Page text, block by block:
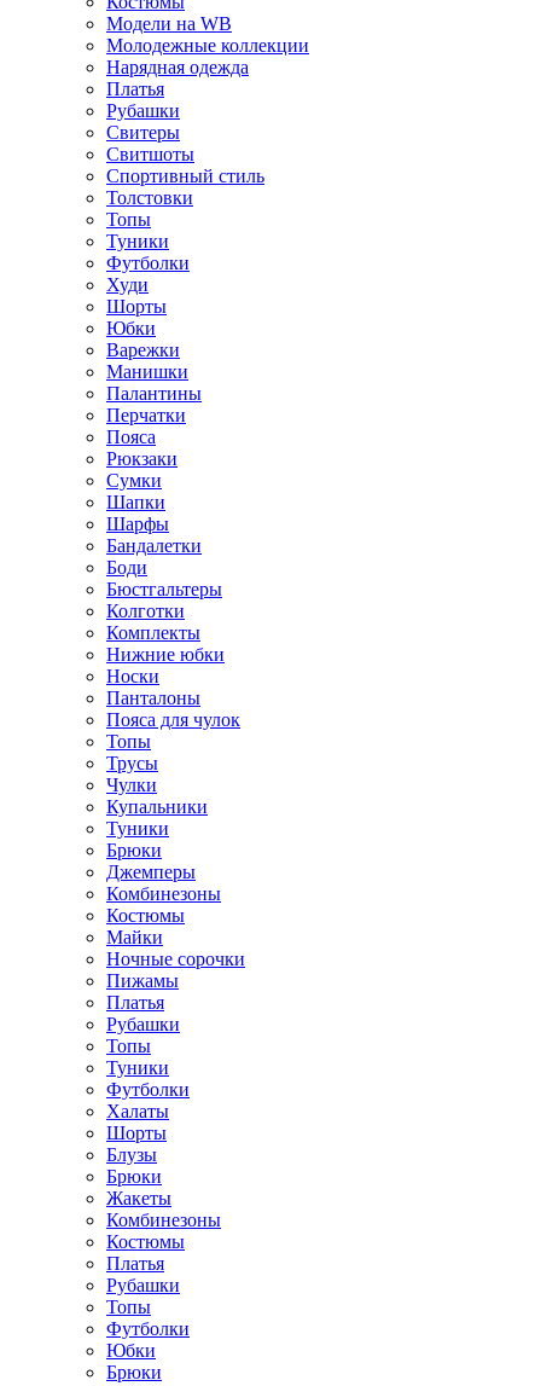
Модели на WB
Молодежные коллекции
Нарядная одежда
Платья
Рубашки
Свитеры
Свитшоты
Спортивный стиль
Толстовки
Топы
Туники
Футболки
Худи
Шорты
Юбки
Варежки
Манишки
Палантины
Перчатки
Пояса
Рюкзаки
Сумки
Шапки
Шарфы
Бандалетки
Боди
Бюстгальтеры
Колготки
Комплекты
Нижние юбки
Носки
Панталоны
Поясa для чулок
Топы
Трусы
Чулки
Купальники
Туники
Брюки
Джемперы
Комбинезоны
Костюмы
Майки
Ночные сорочки
Пижамы
Платья
Рубашки
Топы
Туники
Футболки
Халаты
Шорты
Блузы
Брюки
Жакеты
Комбинезоны
Костюмы
Платья
Рубашки
Топы
Футболки
Юбки
Брюки